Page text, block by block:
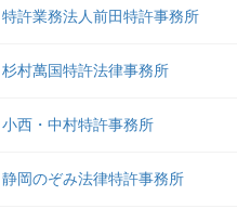
特許業務法人前田特許事務所
杉村萬国特許法律事務所
小西・中村特許事務所
静岡のぞみ法律特許事務所